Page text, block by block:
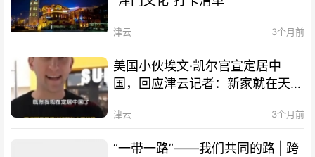
津云 3个月前
美国小伙埃文·凯尔官宣定居中
国，回应津云记者：新家就在天
津云 3个月前
“一带一路”——我们共同的路 | 跨